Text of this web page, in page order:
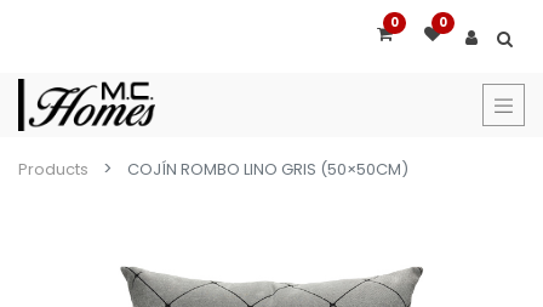
0 0
Products COJÍN ROMBO LINO GRIS (50×50CM)